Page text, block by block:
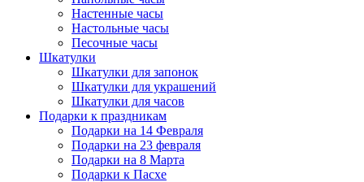
Настенные часы
Настольные часы
Песочные часы
Шкатулки
Шкатулки для запонок
Шкатулки для украшений
Шкатулки для часов
Подарки к праздникам
Подарки на 14 Февраля
Подарки на 23 февраля
Подарки на 8 Марта
Подарки к Пасхе